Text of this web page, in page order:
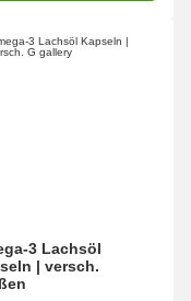
3 Lachsöl
| versch.